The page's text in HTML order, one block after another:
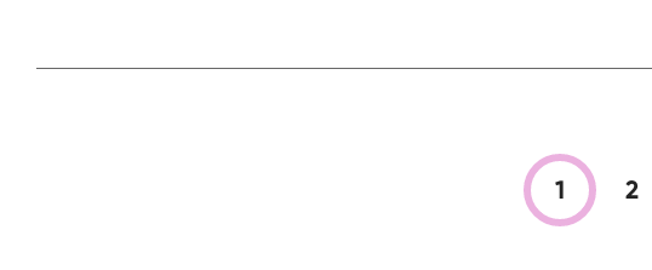
1 2